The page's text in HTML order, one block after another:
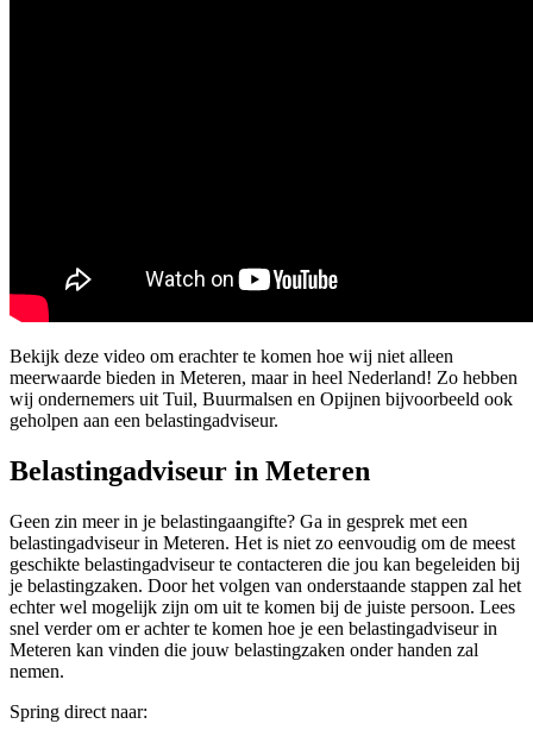
Bekijk deze video om erachter te komen hoe wij niet alleen
meerwaarde bieden in Meteren, maar in heel Nederland! Zo hebben
wij ondernemers uit Tuil, Buurmalsen en Opijnen bijvoorbeeld ook
geholpen aan een belastingadviseur.
Belastingadviseur in Meteren
Geen zin meer in je belastingaangifte? Ga in gesprek met een
belastingadviseur in Meteren. Het is niet zo eenvoudig om de meest
geschikte belastingadviseur te contacteren die jou kan begeleiden bij
je belastingzaken. Door het volgen van onderstaande stappen zal het
echter wel mogelijk zijn om uit te komen bij de juiste persoon. Lees
snel verder om er achter te komen hoe je een belastingadviseur in
Meteren kan vinden die jouw belastingzaken onder handen zal
nemen.
Spring direct naar: